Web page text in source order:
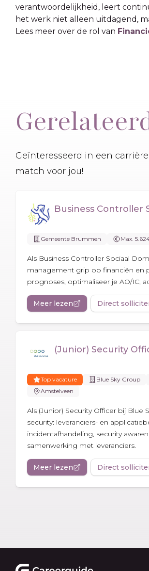
verantwoordelijkheid, leert
het werk niet alleen uitdagend,
Lees meer over de rol van
Geïnteresseerd in een
match voor jou!
Business Controller
Gemeente Brummen Max.
Als Business Controller Sociaal
management grip op financiën en
prognoses, optimaliseer je AO/IC,
Meer lezen Direct
(Junior) Security
Top vacature Blue Sky Group
Amstelveen
Als (Junior) Security Officer bij
security: leveranciers- en
incidentafhandeling, security
samenwerking met leveranciers.
Meer lezen Direct